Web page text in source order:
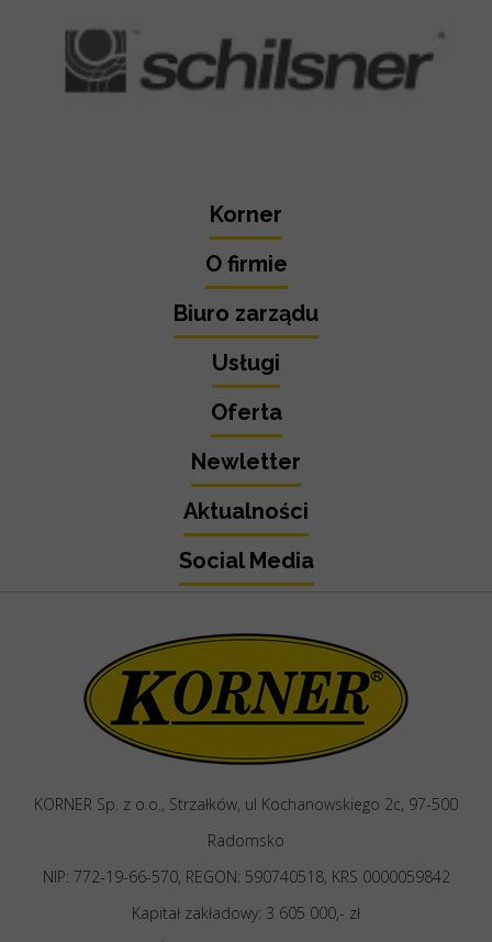
Korner
O firmie
Biuro zarządu
Usługi
Oferta
Newletter
Aktualności
Social Media
KORNER Sp. z o.o., Strzałków, ul Kochanowskiego 2c, 97-500
Radomsko
NIP: 772-19-66-570, REGON: 590740518, KRS 0000059842
Kapitał zakładowy: 3 605 000,- zł